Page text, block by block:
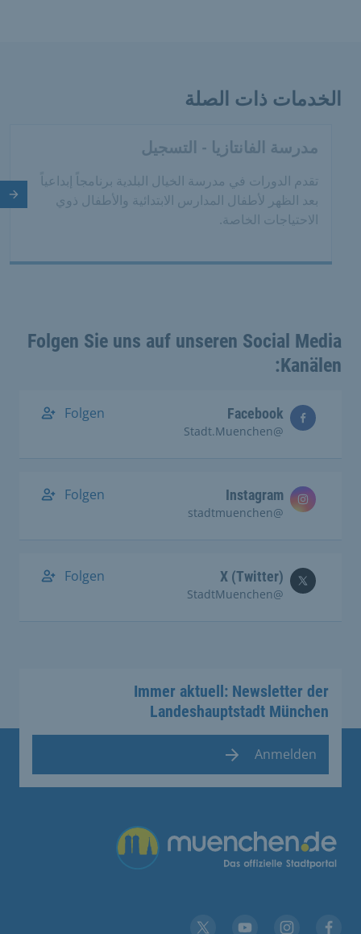
الخدمات ذات الصلة
مدرسة الفانتازيا - التسجيل
تقدم الدورات في مدرسة الخيال البلدية برنامجاً إبداعياً
بعد الظهر لأطفال المدارس الابتدائية والأطفال ذوي
الاحتياجات الخاصة.
Folgen Sie uns auf unseren Social Media
Kanälen:
Facebook
@Stadt.Muenchen
Folgen
Instagram
@stadtmuenchen
Folgen
X (Twitter)
@StadtMuenchen
Folgen
Immer aktuell: Newsletter der
Landeshauptstadt München
Anmelden
Übergreifende Links